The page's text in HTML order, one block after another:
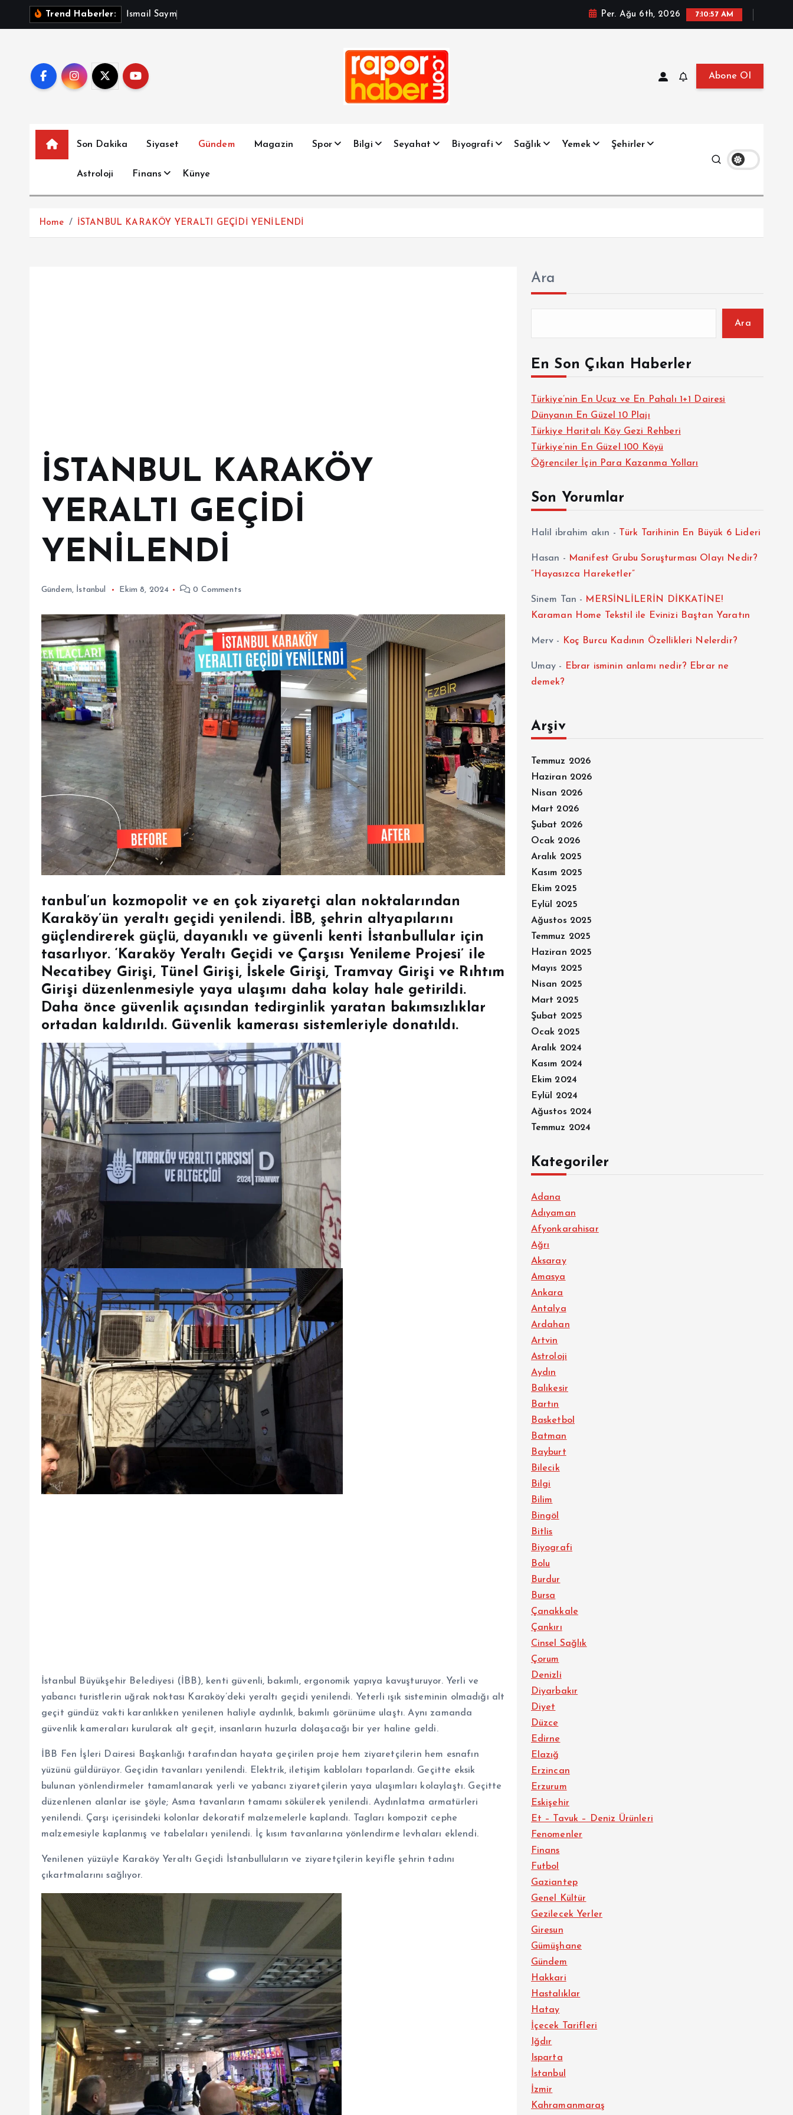
Trend Haberler: sma i Say m Per. Ağu 6th, 2026 7:10:58 AM
Abone Ol
Son Dakika Siyaset Gündem Magazin Spor Bilgi Seyahat Biyografi Sağlık Yemek Şehirler
Astroloji Finans Künye
Home İSTANBUL KARAKÖY YERALTI GEÇİDİ YENİLENDİ
İSTANBUL KARAKÖY
YERALTI GEÇİDİ
YENİLENDİ
Gündem, İstanbul Ekim 8, 2024 0 Comments
tanbul’un kozmopolit ve en çok ziyaretçi alan noktalarından
Karaköy’ün yeraltı geçidi yenilendi. İBB, şehrin altyapılarını
güçlendirerek güçlü, dayanıklı ve güvenli kenti İstanbullular için
tasarlıyor. ‘Karaköy Yeraltı Geçidi ve Çarşısı Yenileme Projesi’ ile
Necatibey Girişi, Tünel Girişi, İskele Girişi, Tramvay Girişi ve Rıhtım
Girişi düzenlenmesiyle yaya ulaşımı daha kolay hale getirildi.
Daha önce güvenlik açısından tedirginlik yaratan bakımsızlıklar
ortadan kaldırıldı. Güvenlik kamerası sistemleriyle donatıldı.
İstanbul Büyükşehir Belediyesi (İBB), kenti güvenli, bakımlı, ergonomik yapıya kavuşturuyor. Yerli ve
yabancı turistlerin uğrak noktası Karaköy’deki yeraltı geçidi yenilendi. Yeterli ışık sisteminin olmadığı alt
geçit gündüz vakti karanlıkken yenilenen haliyle aydınlık, bakımlı görünüme ulaştı. Aynı zamanda
güvenlik kameraları kurularak alt geçit, insanların huzurla dolaşacağı bir yer haline geldi.
İBB Fen İşleri Dairesi Başkanlığı tarafından hayata geçirilen proje hem ziyaretçilerin hem esnafın
yüzünü güldürüyor. Geçidin tavanları yenilendi. Elektrik, iletişim kabloları toparlandı. Geçitte eksik
bulunan yönlendirmeler tamamlanarak yerli ve yabancı ziyaretçilerin yaya ulaşımları kolaylaştı. Geçitte
düzenlenen alanlar ise şöyle; Asma tavanların tamamı sökülerek yenilendi. Aydınlatma armatürleri
yenilendi. Çarşı içerisindeki kolonlar dekoratif malzemelerle kaplandı. Tagları kompozit cephe
malzemesiyle kaplanmış ve tabelaları yenilendi. İç kısım tavanlarına yönlendirme levhaları eklendi.
Yenilenen yüzüyle Karaköy Yeraltı Geçidi İstanbulluların ve ziyaretçilerin keyifle şehrin tadını
çıkartmalarını sağlıyor.
Ara
Ara
En Son Çıkan Haberler
Türkiye’nin En Ucuz ve En Pahalı 1+1 Dairesi
Dünyanın En Güzel 10 Plajı
Türkiye Haritalı Köy Gezi Rehberi
Türkiye’nin En Güzel 100 Köyü
Öğrenciler İçin Para Kazanma Yolları
Son Yorumlar
Halil ibrahim akın - Türk Tarihinin En Büyük 6 Lideri
Hasan - Manifest Grubu Soruşturması Olayı Nedir?
“Hayasızca Hareketler”
Sinem Tan - MERSİNLİLERİN DİKKATİNE!
Karaman Home Tekstil ile Evinizi Baştan Yaratın
Merv - Koç Burcu Kadının Özellikleri Nelerdir?
Umay -
Ebrar isminin anlamı nedir? Ebrar ne
demek?
Arşiv
Temmuz 2026
Haziran 2026
Nisan 2026
Mart 2026
Şubat 2026
Ocak 2026
Aralık 2025
Kasım 2025
Ekim 2025
Eylül 2025
Ağustos 2025
Temmuz 2025
Haziran 2025
Mayıs 2025
Nisan 2025
Mart 2025
Şubat 2025
Ocak 2025
Aralık 2024
Kasım 2024
Ekim 2024
Eylül 2024
Ağustos 2024
Temmuz 2024
Kategoriler
Adana
Adıyaman
Afyonkarahisar
Ağrı
Aksaray
Amasya
Ankara
Antalya
Ardahan
Artvin
Astroloji
Aydın
Balıkesir
Bartın
Basketbol
Batman
Bayburt
Bilecik
Bilgi
Bilim
Bingöl
Bitlis
Biyografi
Bolu
Burdur
Bursa
Çanakkale
Çankırı
Cinsel Sağlık
Çorum
Denizli
Diyarbakır
Diyet
Düzce
Edirne
Elazığ
Erzincan
Erzurum
Eskişehir
Et – Tavuk – Deniz Ürünleri
Fenomenler
Finans
Futbol
Gaziantep
Genel Kültür
Gezilecek Yerler
Giresun
Gümüşhane
Gündem
Hakkari
Hastalıklar
Hatay
İçecek Tarifleri
Iğdır
Isparta
İstanbul
İzmir
Kahramanmaraş